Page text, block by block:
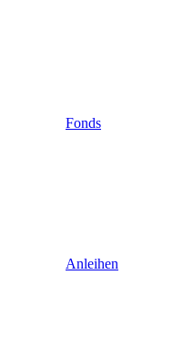
Fonds
Anleihen